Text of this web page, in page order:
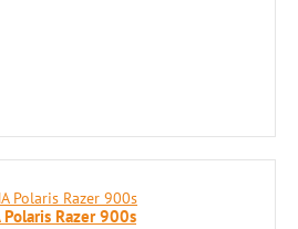
Razer 900s